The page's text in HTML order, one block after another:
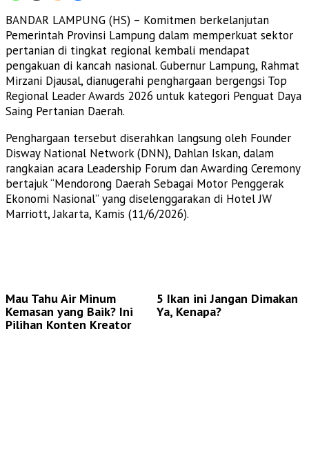
BANDAR LAMPUNG (HS) – Komitmen berkelanjutan
Pemerintah Provinsi Lampung dalam memperkuat sektor
pertanian di tingkat regional kembali mendapat
pengakuan di kancah nasional. Gubernur Lampung, Rahmat
Mirzani Djausal, dianugerahi penghargaan bergengsi Top
Regional Leader Awards 2026 untuk kategori Penguat Daya
Saing Pertanian Daerah.
​Penghargaan tersebut diserahkan langsung oleh Founder
Disway National Network (DNN), Dahlan Iskan, dalam
rangkaian acara Leadership Forum dan Awarding Ceremony
bertajuk “Mendorong Daerah Sebagai Motor Penggerak
Ekonomi Nasional” yang diselenggarakan di Hotel JW
Marriott, Jakarta, Kamis (11/6/2026).
Mau Tahu Air Minum
Kemasan yang Baik? Ini
Pilihan Konten Kreator
5 Ikan ini Jangan Dimakan
Ya, Kenapa?